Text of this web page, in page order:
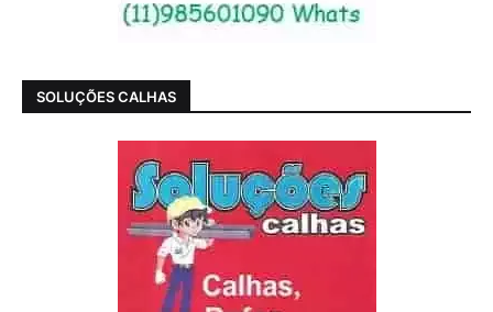
SOLUÇÕES CALHAS